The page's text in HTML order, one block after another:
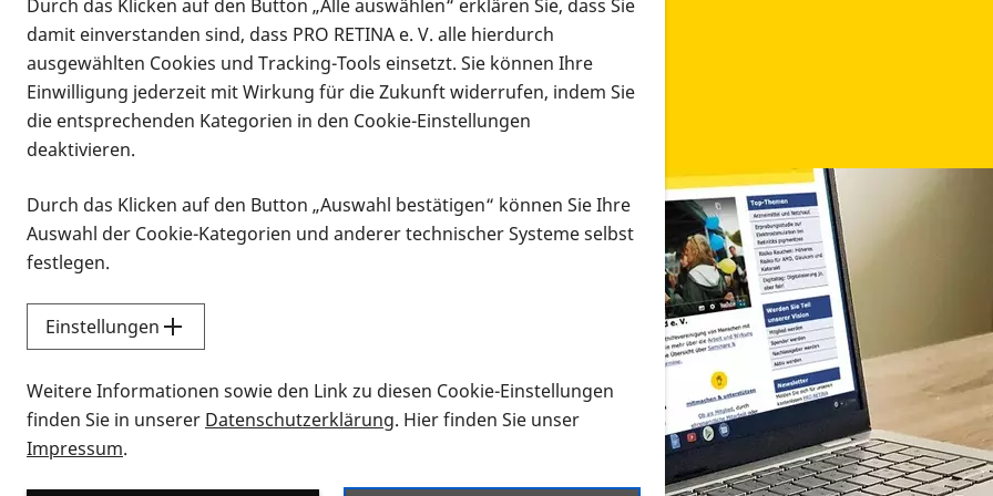
Infomaterial
Infomaterial
Vorlesen
Alle Infomaterialien in verschiedenen Formaten an
Sie möchten wissen, wie Sie nach Infonmaterial suchen und dieses bestellen bzw. herunterladen
Durch das Klicken auf den Button „Alle auswählen“ erklären Sie, dass Sie
damit einverstanden sind, dass PRO RETINA e. V. alle hierdurch
ausgewählten Cookies und Tracking-Tools einsetzt. Sie können Ihre
Einwilligung jederzeit mit Wirkung für die Zukunft widerrufen, indem Sie
die entsprechenden Kategorien in den Cookie-Einstellungen
deaktivieren.
Durch das Klicken auf den Button „Auswahl bestätigen“ können Sie Ihre
Auswahl der Cookie-Kategorien und anderer technischer Systeme selbst
festlegen.
Einstellungen
Weitere Informationen sowie den Link zu diesen Cookie-Einstellungen
finden Sie in unserer Datenschutzerklärung. Hier finden Sie unser
Impressum.